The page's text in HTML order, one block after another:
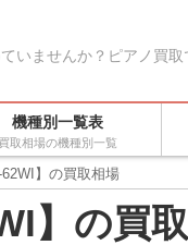
いませんか？ピアノ買
機種別一覧表
買取相場の機種別一覧
】の買取相場
】の買